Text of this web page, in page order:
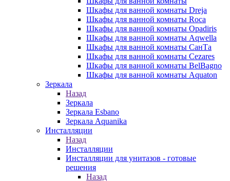
Шкафы для ванной комнаты Dreja
Шкафы для ванной комнаты Roca
Шкафы для ванной комнаты Opadiris
Шкафы для ванной комнаты Aqwella
Шкафы для ванной комнаты СанТа
Шкафы для ванной комнаты Cezares
Шкафы для ванной комнаты BelBagno
Шкафы для ванной комнаты Aquaton
Зеркала
Назад
Зеркала
Зеркала Esbano
Зеркала Aquanika
Инсталляции
Назад
Инсталляции
Инсталляции для унитазов - готовые
решения
Назад